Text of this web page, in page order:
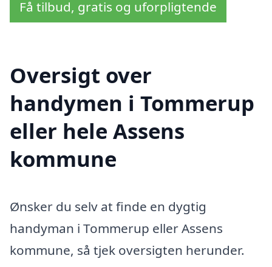
Få tilbud, gratis og uforpligtende
Oversigt over
handymen i Tommerup
eller hele Assens
kommune
Ønsker du selv at finde en dygtig
handyman i Tommerup eller Assens
kommune, så tjek oversigten herunder.